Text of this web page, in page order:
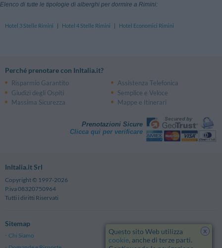
Elenco di tutte le tipologie di alberghi per dormire a Rimini:
Hotel 3 Stelle Rimini | Hotel 4 Stelle Rimini | Hotel Economici Rimini
Perché prenotare con InItalia.it?
Risparmio Garantito
Assistenza Telefonica
Giudizi degli Ospiti
Semplice e Veloce
Massima Sicurezza
Mappe e Itinerari
Prenotazioni Sicure
Clicca qui per verificare
InItalia.it Srl
Copyright © 1997-2026
P.iva 08320750964
Tutti i diritti Riservati
Sitemap
Chi Siamo
Note Legali
x
Questo sito Web utilizza
cookie, anche di terze parti.